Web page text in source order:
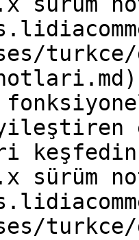
sürüm